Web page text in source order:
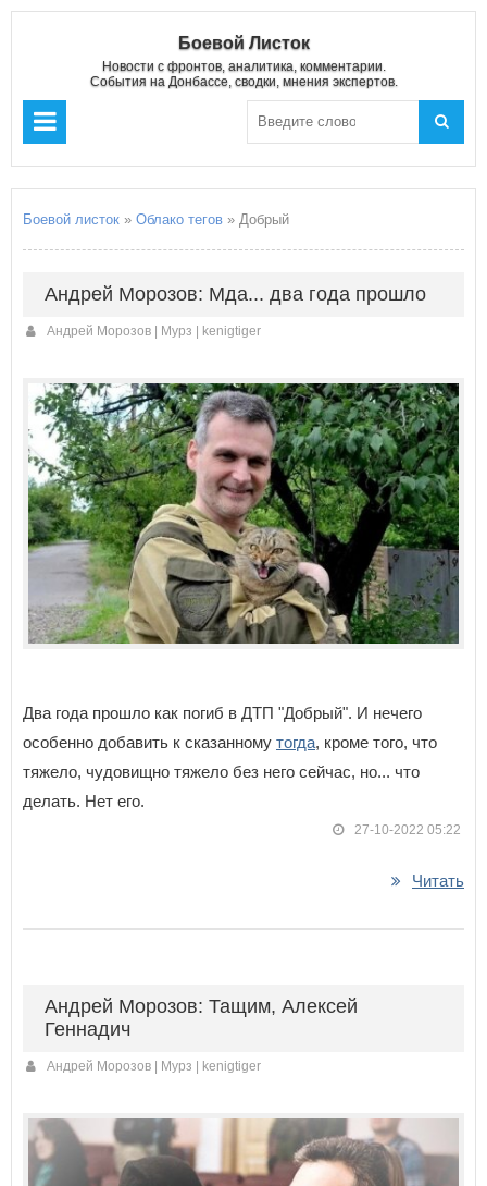
Боевой Листок
Новости с фронтов, аналитика, комментарии.
События на Донбассе, сводки, мнения экспертов.
Боевой листок » Облако тегов » Добрый
Андрей Морозов: Мда... два года прошло
Андрей Морозов | Мурз | kenigtiger
Два года прошло как погиб в ДТП "Добрый". И нечего
особенно добавить к сказанному тогда, кроме того, что
тяжело, чудовищно тяжело без него сейчас, но... что
делать. Нет его.
27-10-2022 05:22
Читать
Андрей Морозов: Тащим, Алексей
Геннадич
Андрей Морозов | Мурз | kenigtiger